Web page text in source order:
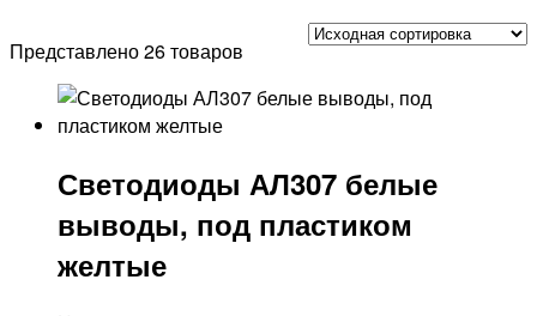
Представлено 26 товаров
Светодиоды АЛ307 белые
выводы, под пластиком
желтые